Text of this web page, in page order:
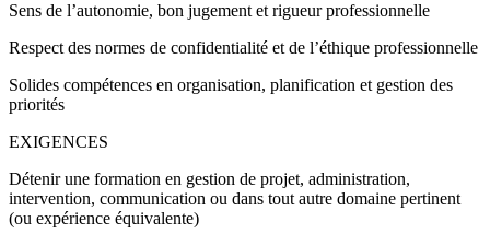
Sens de l’autonomie, bon jugement et rigueur professionnelle
Respect des normes de confidentialité et de l’éthique professionnelle
Solides compétences en organisation, planification et gestion des
priorités
EXIGENCES
Détenir une formation en gestion de projet, administration,
intervention, communication ou dans tout autre domaine pertinent
(ou expérience équivalente)